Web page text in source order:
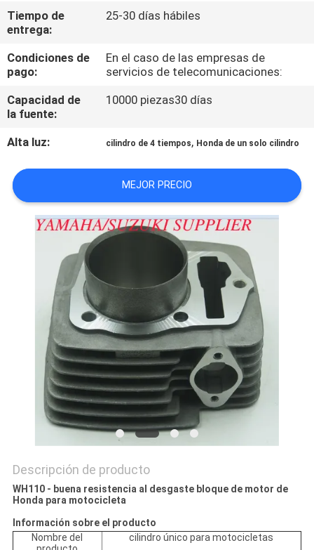
ÉNTRENOS
EN
CONTACTO
NOTICIAS
PIDA
UNA
CITA
PRIVACY
POLICY
Tiempo de
entrega:
25-30 días hábiles
Condiciones de
pago:
En el caso de las empresas de
servicios de telecomunicaciones:
Capacidad de
la fuente:
10000 piezas30 días
Alta luz: cilindro de 4 tiempos, Honda de un solo cilindro
MEJOR PRECIO
Descripción de producto
WH110 - buena resistencia al desgaste bloque de motor de
Honda para motocicleta
Información sobre el producto
Nombre del
cilindro único para motocicletas